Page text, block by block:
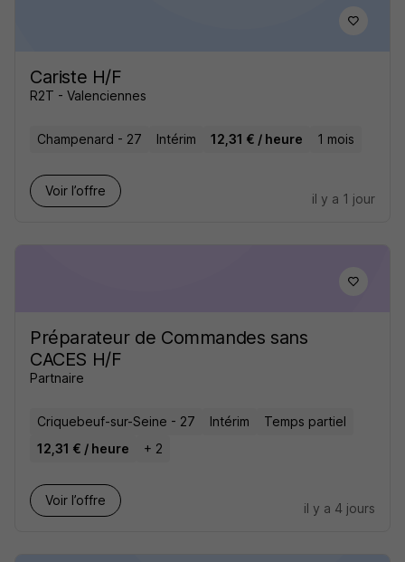
Cariste H/F
R2T - Valenciennes
Champenard - 27 Intérim 12,31 € / heure 1 mois
Voir l’offre
il y a 1 jour
Préparateur de Commandes sans
CACES H/F
Partnaire
Criquebeuf-sur-Seine - 27 Intérim
Temps partiel
12,31 € / heure
+ 2
Voir l’offre
il y a 4 jours